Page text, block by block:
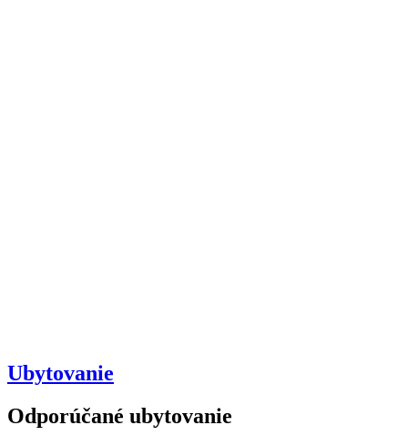
Ubytovanie
Odporúčané ubytovanie